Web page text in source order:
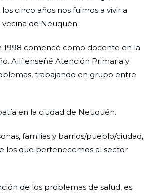
cinco años nos fuimos a vivir a
de Neuquén.
1998 comencé como docente en la
Allí enseñé Atención Primaria y
trabajando en grupo entre
en la ciudad de Neuquén.
familias y barrios/pueblo/ciudad,
los que pertenecemos al sector
de los problemas de salud, es